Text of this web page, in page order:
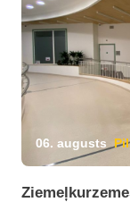
06. augusts